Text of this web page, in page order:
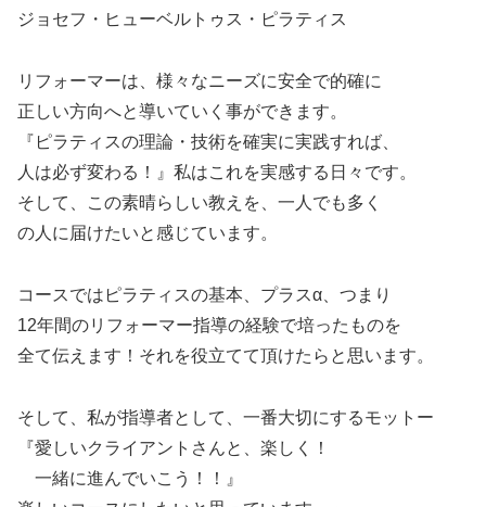
ジョセフ・ヒューベルトゥス・ピラティス
リフォーマーは、様々なニーズに安全で的確に
正しい方向へと導いていく事ができます。
『ピラティスの理論・技術を確実に実践すれば、
人は必ず変わる！』私はこれを実感する日々です。
そして、この素晴らしい教えを、一人でも多く
の人に届けたいと感じています。
コースではピラティスの基本、プラスα、つまり
12年間のリフォーマー指導の経験で培ったものを
全て伝えます！それを役立てて頂けたらと思います。
そして、私が指導者として、一番大切にするモットー
『愛しいクライアントさんと、楽しく！
一緒に進んでいこう！！』